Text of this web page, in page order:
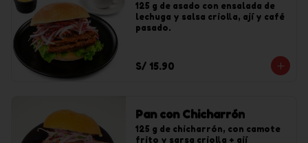
125 g de asado con ensalada de
lechuga y salsa criolla, ají y café
pasado.
S/ 15.90
Pan con Chicharrón
125 g de chicharrón, con camote
frito y sarsa criolla + ají